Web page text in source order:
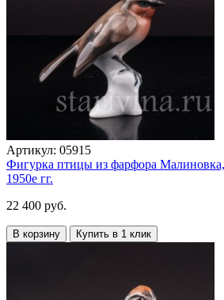
Артикул: 05915
Фигурка птицы из фарфора
1950е гг.
22 400 руб.
В корзину Купить в 1 клик